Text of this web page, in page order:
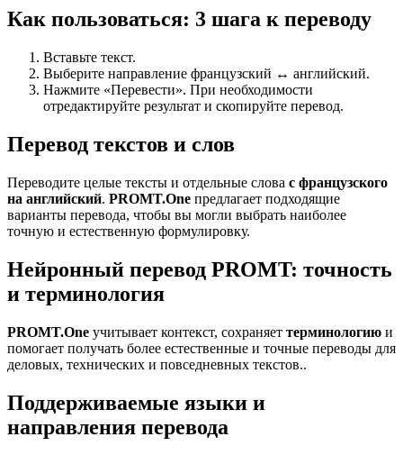
Как пользоваться: 3 шага к переводу
Вставьте текст.
Выберите направление французский ↔ английский.
Нажмите «Перевести». При необходимости
отредактируйте результат и скопируйте перевод.
Перевод текстов и слов
Переводите целые тексты и отдельные слова с французского
на английский. PROMT.One предлагает подходящие
варианты перевода, чтобы вы могли выбрать наиболее
точную и естественную формулировку.
Нейронный перевод PROMT: точность
и терминология
PROMT.One учитывает контекст, сохраняет терминологию и
помогает получать более естественные и точные переводы для
деловых, технических и повседневных текстов..
Поддерживаемые языки и
направления перевода